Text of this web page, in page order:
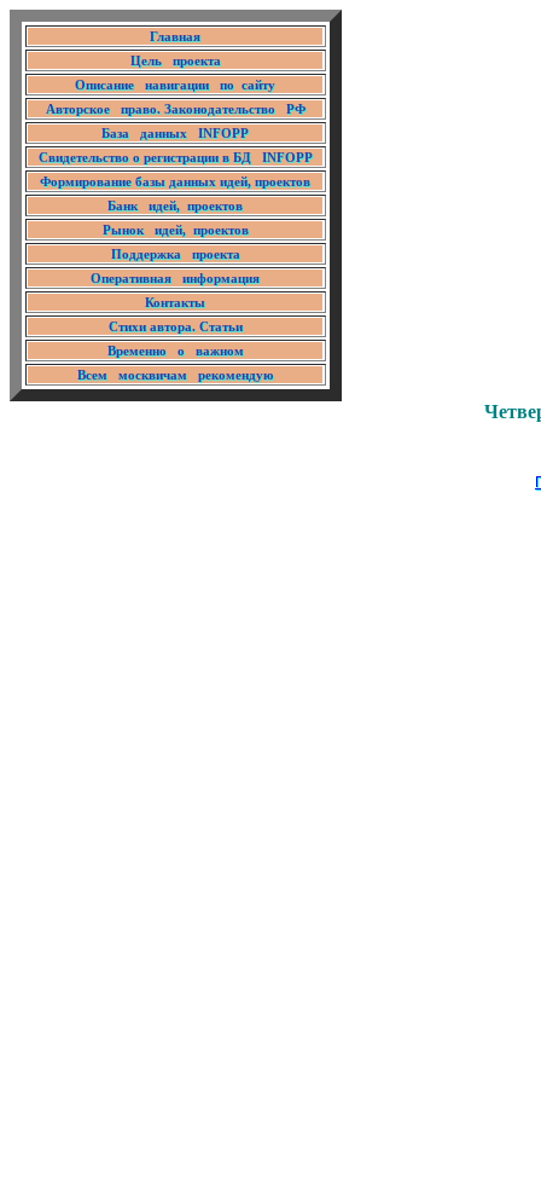
Главная
Цель проекта
Описание навигации по сайту
Авторское право. Законодательство РФ
База данных INFOPP
Свидетельство о регистрации в БД INFOPP
Формирование базы данных идей, проектов
Банк идей, проектов
Рынок идей, проектов
Поддержка проекта
Оперативная информация
Контакты
Стихи автора. Статьи
Временно о важном
Всем москвичам рекомендую